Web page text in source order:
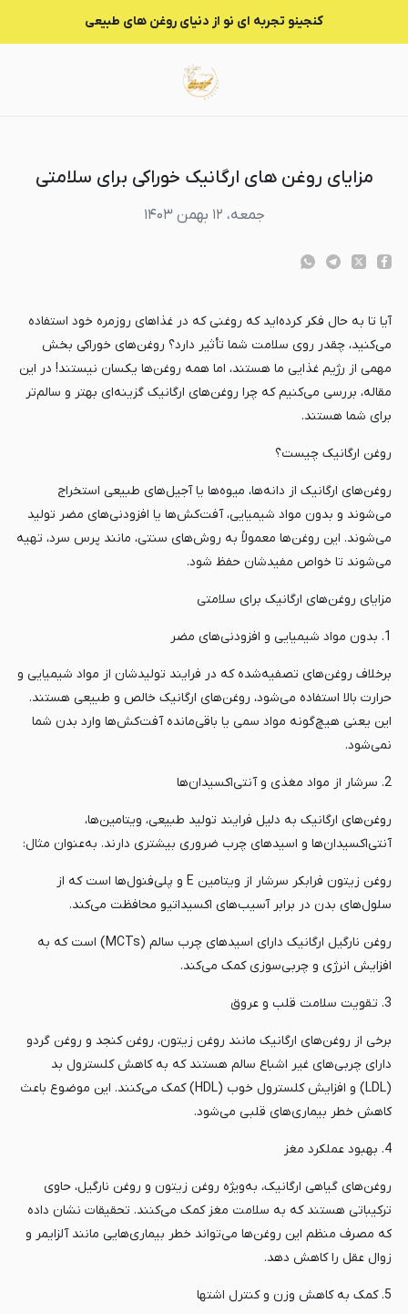
کنجینو تجربه ای نو از دنیای روغن های طبیعی
مزایای روغن های ارگانیک خوراکی برای سلامتی
جمعه، ۱۲ بهمن ۱۴۰۳
آیا تا به حال فکر کرده‌اید که روغنی که در غذاهای روزمره خود استفاده
می‌کنید، چقدر روی سلامت شما تأثیر دارد؟ روغن‌های خوراکی بخش
مهمی از رژیم غذایی ما هستند، اما همه روغن‌ها یکسان نیستند! در این
مقاله، بررسی می‌کنیم که چرا روغن‌های ارگانیک گزینه‌ای بهتر و سالم‌تر
برای شما هستند.
روغن ارگانیک چیست؟
روغن‌های ارگانیک از دانه‌ها، میوه‌ها یا آجیل‌های طبیعی استخراج
می‌شوند و بدون مواد شیمیایی، آفت‌کش‌ها یا افزودنی‌های مضر تولید
می‌شوند. این روغن‌ها معمولاً به روش‌های سنتی، مانند پرس سرد، تهیه
می‌شوند تا خواص مفیدشان حفظ شود.
مزایای روغن‌های ارگانیک برای سلامتی
1. بدون مواد شیمیایی و افزودنی‌های مضر
برخلاف روغن‌های تصفیه‌شده که در فرایند تولیدشان از مواد شیمیایی و
حرارت بالا استفاده می‌شود، روغن‌های ارگانیک خالص و طبیعی هستند.
این یعنی هیچ‌گونه مواد سمی یا باقی‌مانده آفت‌کش‌ها وارد بدن شما
نمی‌شود.
2. سرشار از مواد مغذی و آنتی‌اکسیدان‌ها
روغن‌های ارگانیک به دلیل فرایند تولید طبیعی، ویتامین‌ها،
آنتی‌اکسیدان‌ها و اسیدهای چرب ضروری بیشتری دارند. به‌عنوان مثال:
روغن زیتون فرابکر سرشار از ویتامین E و پلی‌فنول‌ها است که از
سلول‌های بدن در برابر آسیب‌های اکسیداتیو محافظت می‌کند.
روغن نارگیل ارگانیک دارای اسیدهای چرب سالم (MCTs) است که به
افزایش انرژی و چربی‌سوزی کمک می‌کند.
3. تقویت سلامت قلب و عروق
برخی از روغن‌های ارگانیک مانند روغن زیتون، روغن کنجد و روغن گردو
دارای چربی‌های غیر اشباع سالم هستند که به کاهش کلسترول بد
(LDL) و افزایش کلسترول خوب (HDL) کمک می‌کنند. این موضوع باعث
کاهش خطر بیماری‌های قلبی می‌شود.
4. بهبود عملکرد مغز
روغن‌های گیاهی ارگانیک، به‌ویژه روغن زیتون و روغن نارگیل، حاوی
ترکیباتی هستند که به سلامت مغز کمک می‌کنند. تحقیقات نشان داده
که مصرف منظم این روغن‌ها می‌تواند خطر بیماری‌هایی مانند آلزایمر و
زوال عقل را کاهش دهد.
5. کمک به کاهش وزن و کنترل اشتها